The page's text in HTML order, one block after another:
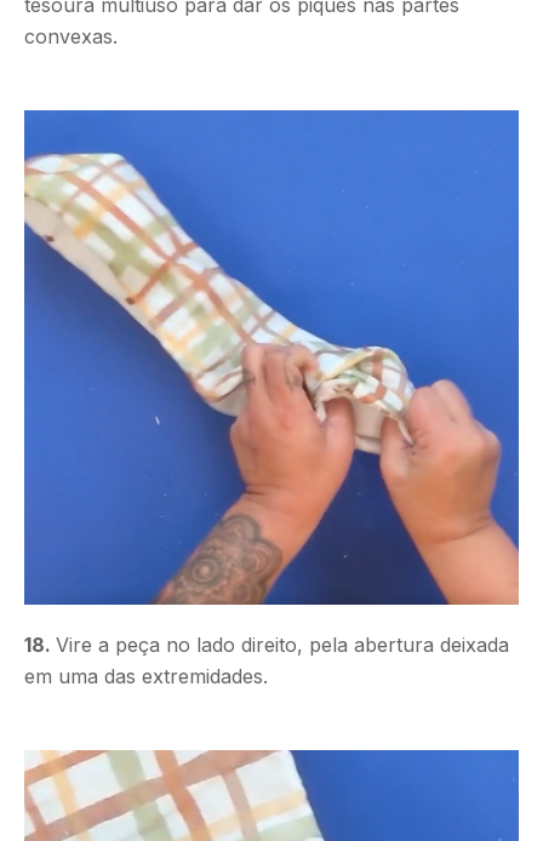
tesoura multiuso para dar os piques nas partes
convexas.
18. Vire a peça no lado direito, pela abertura deixada
em uma das extremidades.